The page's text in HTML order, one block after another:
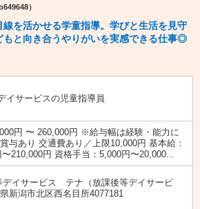
）
線を活かせる学童指導。学びと生活を見守
もと向き合うやりがいを実感できる仕事◎
イサービスの児童指導員
円 〜 260,000円 ※給与幅は経験・能力に
与あり 交通費あり／上限10,000円 基本給：
〜210,000円 資格手当：5,000円〜20,000...
デイサービス テナ（放課後等デイサービ
新潟市北区西名目所4077181